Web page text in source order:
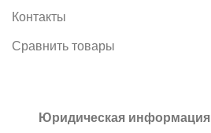
Контакты
Сравнить товары
Юридическая информация